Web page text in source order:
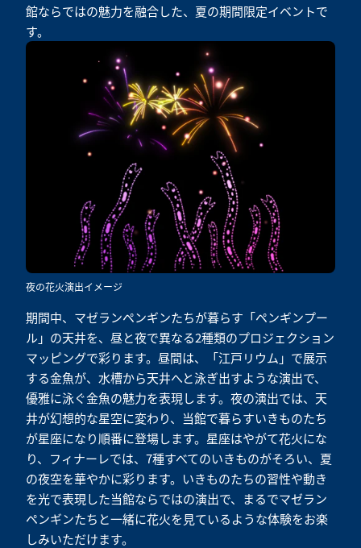
館ならではの魅力を融合した、夏の期間限定イベントで
す。
夜の花火演出イメージ
期間中、マゼランペンギンたちが暮らす「ペンギンプー
ル」の天井を、昼と夜で異なる2種類のプロジェクション
マッピングで彩ります。昼間は、「江戸リウム」で展示
する金魚が、水槽から天井へと泳ぎ出すような演出で、
優雅に泳ぐ金魚の魅力を表現します。夜の演出では、天
井が幻想的な星空に変わり、当館で暮らすいきものたち
が星座になり順番に登場します。星座はやがて花火にな
り、フィナーレでは、7種すべてのいきものがそろい、夏
の夜空を華やかに彩ります。いきものたちの習性や動き
を光で表現した当館ならではの演出で、まるでマゼラン
ペンギンたちと一緒に花火を見ているような体験をお楽
しみいただけます。